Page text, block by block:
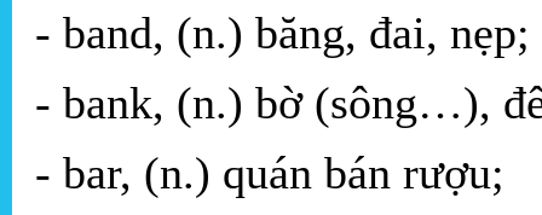
- band, (n.) băng, đai, nẹp;
- bank, (n.) bờ (sông…),
- bar, (n.) quán bán rượu;